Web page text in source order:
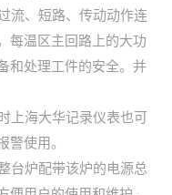
流、短路、传动动作连
每温区主回路上的大功
和处理工件的安全。并
上海大华记录仪表也可
使用。
台炉配带该炉的电源总